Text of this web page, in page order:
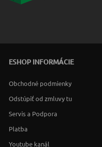
ESHOP INFORMÁCIE
Obchodné podmienky
Odstúpiť od zmluvy tu
Servis a Podpora
Platba
Youtube kanál